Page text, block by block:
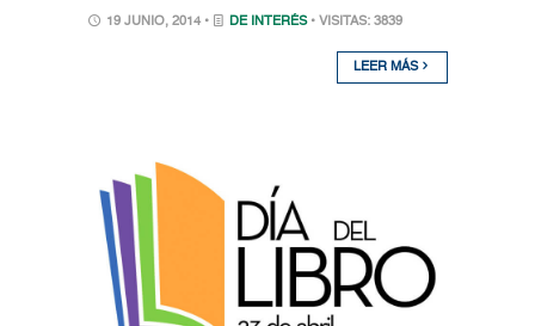
19 JUNIO, 2014 • DE INTERÉS • VISITAS: 3839
LEER MÁS